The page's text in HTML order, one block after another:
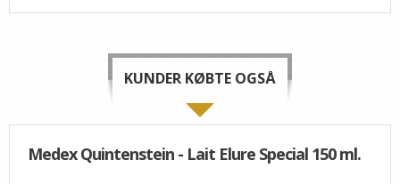
KUNDER KØBTE OGSÅ
Medex Quintenstein - Lait Elure Special 150 ml.